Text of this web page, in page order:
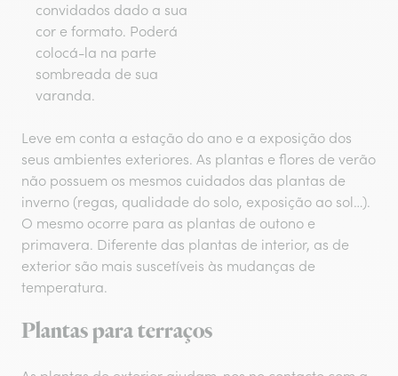
convidados dado a sua
cor e formato. Poderá
colocá-la na parte
sombreada de sua
varanda.
Leve em conta a estação do ano e a exposição dos
seus ambientes exteriores. As plantas e flores de verão
não possuem os mesmos cuidados das plantas de
inverno (regas, qualidade do solo, exposição ao sol…).
O mesmo ocorre para as plantas de outono e
primavera. Diferente das plantas de interior, as de
exterior são mais suscetíveis às mudanças de
temperatura.
Plantas para terraços